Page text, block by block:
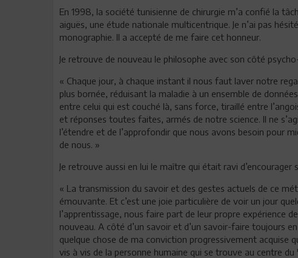
En 1998, la société tunisienne de chirurgie m’a confié la
aiguës, une étude nationale multicentrique. Je n’ai pas
monographie. Il a accepté de me faire cet honneur.
Je retrouve de nouveau le philosophe avec son côté
« Chaque jour, à chaque instant il nous faut laver notre
plus bornée, réduisant la maladie à un ensemble de
entre celui qui est couché là, sans force, tiraillé entre
et réponses toutes faites, armés de notre science. Il ne
l’étendre et de l’approfondir que nous avons besoin pour
de nous. »
Je retrouve aussi en lui le maître qui était ravi d’encourager
« La transmission du savoir et des gestes actuels de ce
émouvante. Et c’est une joie particulière de voir un jour
l’apprentissage, nous faire part de leur propre expérience
nouveau. A côté d’un savoir et d’un savoir-faire toujours
quelque chose de ma conviction progressivement acquise
vis à vis de la personne humaine qui se trouve au centre